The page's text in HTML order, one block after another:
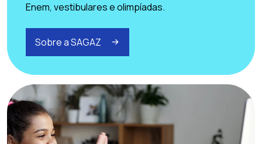
Enem, vestibulares e olimpíadas.
Sobre a SAGAZ